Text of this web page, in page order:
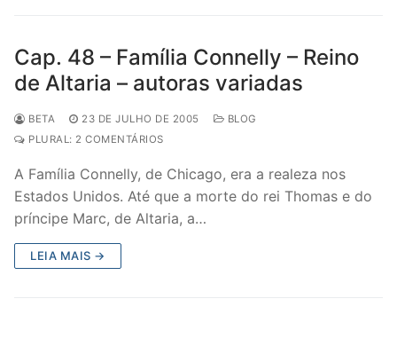
Cap. 48 – Família Connelly – Reino
de Altaria – autoras variadas
BETA 23 DE JULHO DE 2005
BLOG
PLURAL: 2 COMENTÁRIOS
A Família Connelly, de Chicago, era a realeza nos
Estados Unidos. Até que a morte do rei Thomas e do
príncipe Marc, de Altaria, a…
LEIA MAIS →